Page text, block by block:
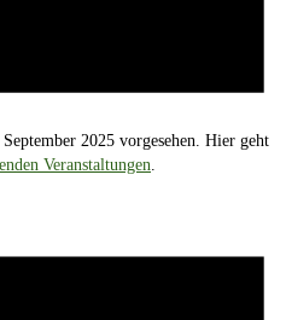
2025 vorgesehen. Hier geht
Veranstaltungen.